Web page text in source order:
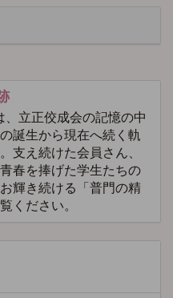
立正佼成会の記憶の中
誕生から現在へ続く軌
支え続けた会員さん、
春を捧げた学生たちの
輝き続ける「普門の精
ください。